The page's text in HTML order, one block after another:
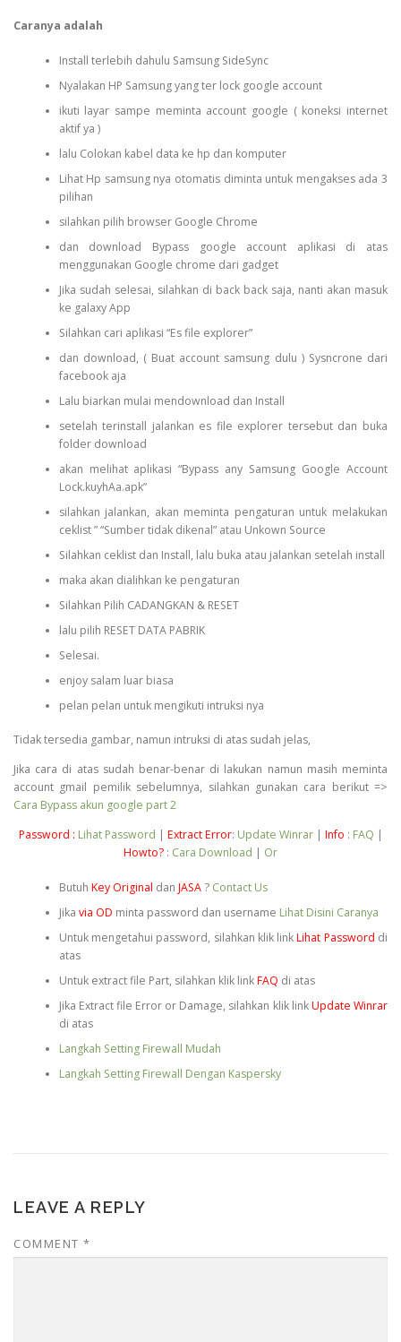
Caranya adalah
Install terlebih dahulu Samsung SideSync
Nyalakan HP Samsung yang ter lock google account
ikuti layar sampe meminta account google ( koneksi internet
aktif ya )
lalu Colokan kabel data ke hp dan komputer
Lihat Hp samsung nya otomatis diminta untuk mengakses ada 3
pilihan
silahkan pilih browser Google Chrome
dan download Bypass google account aplikasi di atas
menggunakan Google chrome dari gadget
Jika sudah selesai, silahkan di back back saja, nanti akan masuk
ke galaxy App
Silahkan cari aplikasi “Es file explorer”
dan download, ( Buat account samsung dulu ) Sysncrone dari
facebook aja
Lalu biarkan mulai mendownload dan Install
setelah terinstall jalankan es file explorer tersebut dan buka
folder download
akan melihat aplikasi “Bypass any Samsung Google Account
Lock.kuyhAa.apk”
silahkan jalankan, akan meminta pengaturan untuk melakukan
ceklist ” “Sumber tidak dikenal” atau Unkown Source
Silahkan ceklist dan Install, lalu buka atau jalankan setelah install
maka akan dialihkan ke pengaturan
Silahkan Pilih CADANGKAN & RESET
lalu pilih RESET DATA PABRIK
Selesai.
enjoy salam luar biasa
pelan pelan untuk mengikuti intruksi nya
Tidak tersedia gambar, namun intruksi di atas sudah jelas,
Jika cara di atas sudah benar-benar di lakukan namun masih meminta
account gmail pemilik sebelumnya, silahkan gunakan cara berikut =>
Cara Bypass akun google part 2
Password : Lihat Password | Extract Error: Update Winrar| Info : FAQ |
Howto? : Cara Download | Or
Butuh Key Original dan JASA? Contact Us
Jika via OD minta password dan username Lihat Disini Caranya
Untuk mengetahui password, silahkan klik linkLihat Password di
atas
Untuk extract file Part, silahkan klik linkFAQ di atas
Jika Extract file Error or Damage, silahkan klik linkUpdate Winrar
di atas
Langkah Setting Firewall Mudah
Langkah Setting Firewall Dengan Kaspersky
LEAVE A REPLY
COMMENT *